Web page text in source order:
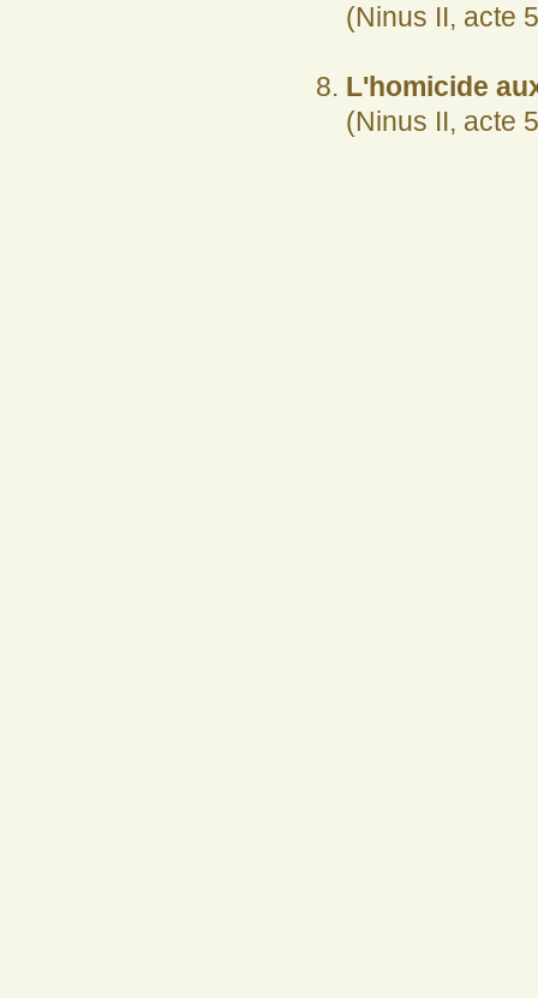
(Ninus II, acte
L'homicide
(Ninus II, acte